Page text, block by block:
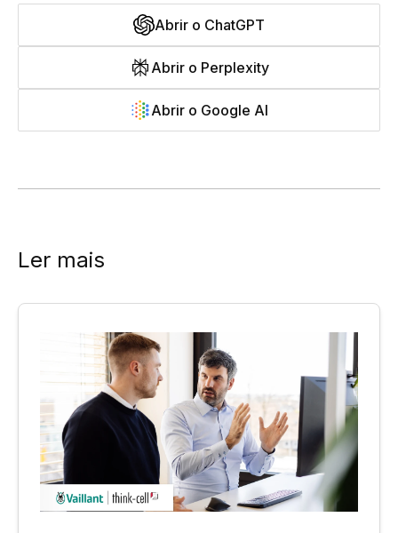
Abrir o ChatGPT
Abrir o Perplexity
Abrir o Google AI
Ler mais